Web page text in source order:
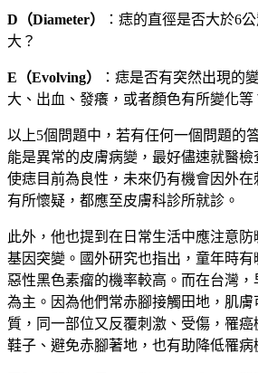
D（Diameter）
：痣的直徑是否大於6
大？
E（Evolving）
：痣是否有突然出現的
大、出血、發癢，或者顏色有所變化等
以上5個問題中，若有任何一個問題的
能是異常的皮膚病變，最好儘速就醫
使痣目前為良性，未來仍有機會因外
有所懷疑，都應至皮膚科診所就診。
此外，他也提到在日常生活中應注意
基因突變。國外研究也指出，童年時
惡性黑色素瘤的機率較高。而在台灣
為主。因為他們常赤腳接觸田地，肌
質，同一部位又反覆刺激、受傷，罹
鞋子、避免赤腳著地，也有助降低罹病